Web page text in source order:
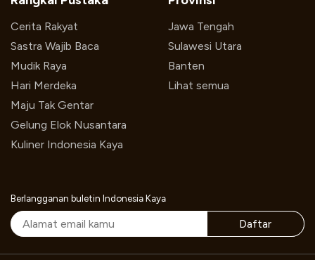
Cerita Rakyat
Sastra Wajib Baca
Mudik Raya
Hari Merdeka
Maju Tak Gentar
Gelung Elok Nusantara
Kuliner Indonesia Kaya
Jawa Tengah
Sulawesi Utara
Banten
Lihat semua
Berlangganan buletin Indonesia Kaya
Daftar